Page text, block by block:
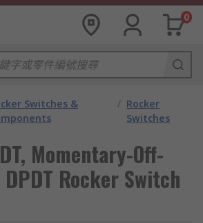
0
Switches &
/ Rocker
Switches
Momentary-Off-
Rocker Switch